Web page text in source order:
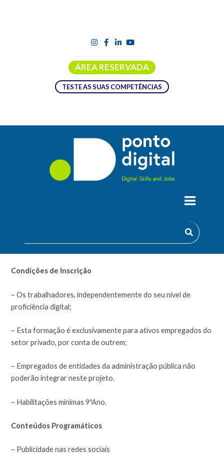
ÁREA RESERVADA
TESTE AS SUAS COMPETÊNCIAS
10785 – PUBLICIDADE NAS REDES
Condições de Inscrição
– Os trabalhadores, independentemente do seu nível de
proficiência digital;
– Esta formação é exclusivamente para ativos empregados do
setor privado, por conta de outrem;
– Empregados de entidades da administração pública não
poderão integrar neste projeto.
– Habilitações mínimas 9ºAno.
Conteúdos Programáticos
– Publicidade nas redes sociais